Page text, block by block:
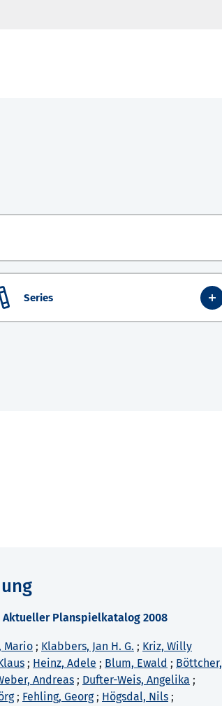
Series
Aktueller Planspielkatalog 2008
Mario ; Klabbers, Jan H. G. ; Kriz, Willy
; Heinz, Adele ; Blum, Ewald ; Böttcher,
Andreas ; Dufter-Weis, Angelika ;
; Fehling, Georg; Högsdal, Nils ;